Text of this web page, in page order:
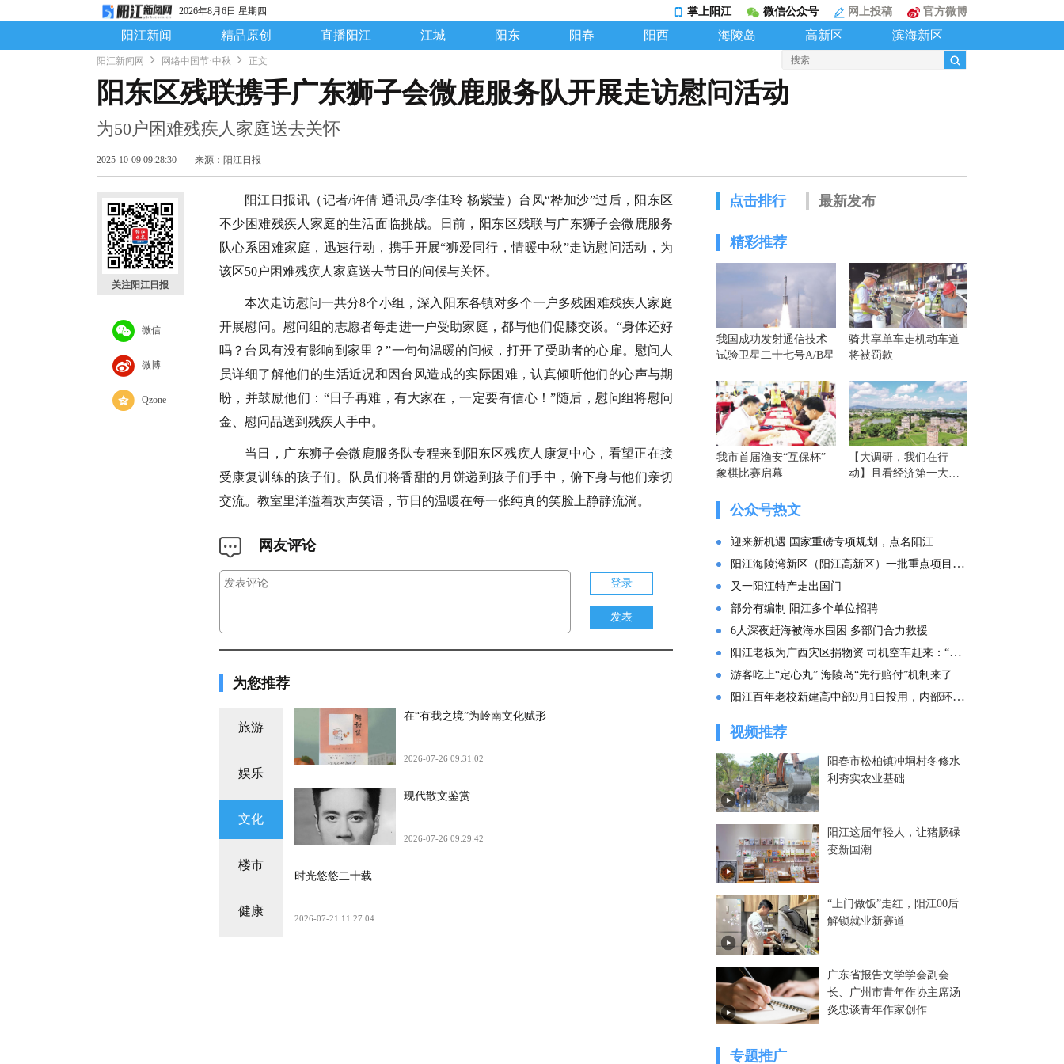
2026年8月6日 星期四 掌上阳江 微信公众号 网上投稿 官方微博
阳江新闻 精品原创 直播阳江 江城 阳东 阳春 阳西 海陵岛 高新区 滨海新区
阳江新闻网 网络中国节·中秋 正文
阳东区残联携手广东狮子会微鹿服务队开展走访慰问活动
为50户困难残疾人家庭送去关怀
2025-10-09 09:28:30 来源：阳江日报
关注阳江日报
微信
微博
Qzone
阳江日报讯（记者/许倩 通讯员/李佳玲 杨紫莹）台风“桦加沙”过后，阳东区
不少困难残疾人家庭的生活面临挑战。日前，阳东区残联与广东狮子会微鹿服务
队心系困难家庭，迅速行动，携手开展“狮爱同行，情暖中秋”走访慰问活动，为
该区50户困难残疾人家庭送去节日的问候与关怀。
本次走访慰问一共分8个小组，深入阳东各镇对多个一户多残困难残疾人家庭
开展慰问。慰问组的志愿者每走进一户受助家庭，都与他们促膝交谈。“身体还好
吗？台风有没有影响到家里？”一句句温暖的问候，打开了受助者的心扉。慰问人
员详细了解他们的生活近况和因台风造成的实际困难，认真倾听他们的心声与期
盼，并鼓励他们：“日子再难，有大家在，一定要有信心！”随后，慰问组将慰问
金、慰问品送到残疾人手中。
当日，广东狮子会微鹿服务队专程来到阳东区残疾人康复中心，看望正在接
受康复训练的孩子们。队员们将香甜的月饼递到孩子们手中，俯下身与他们亲切
交流。教室里洋溢着欢声笑语，节日的温暖在每一张纯真的笑脸上静静流淌。
网友评论
登录
发表
为您推荐
旅游
娱乐
文化
楼市
健康
在“有我之境”为岭南文化赋形
2026-07-26 09:31:02
现代散文鉴赏
2026-07-26 09:29:42
时光悠悠二十载
2026-07-21 11:27:04
点击排行 最新发布
精彩推荐
我国成功发射通信技术
试验卫星二十七号A/B星
骑共享单车走机动车道
将被罚款
我市首届渔安“互保杯”
象棋比赛启幕
【大调研，我们在行
动】且看经济第一大省
公众号热文
迎来新机遇 国家重磅专项规划，点名阳江
阳江海陵湾新区（阳江高新区）一批重点项目集中投产
又一阳江特产走出国门
部分有编制 阳江多个单位招聘
6人深夜赶海被海水围困 多部门合力救援
阳江老板为广西灾区捐物资 司机空车赶来：“免费拉！”
游客吃上“定心丸” 海陵岛“先行赔付”机制来了
阳江百年老校新建高中部9月1日投用，内部环境曝光
视频推荐
阳春市松柏镇冲垌村冬修水
利夯实农业基础
阳江这届年轻人，让猪肠碌
变新国潮
“上门做饭”走红，阳江00后
解锁就业新赛道
广东省报告文学学会副会
长、广州市青年作协主席汤
炎忠谈青年作家创作
专题推广